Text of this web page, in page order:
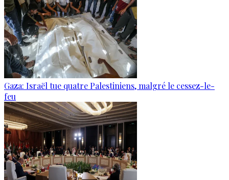
Gaza: Israël tue quatre Palestiniens, malgré le cessez-le-
feu